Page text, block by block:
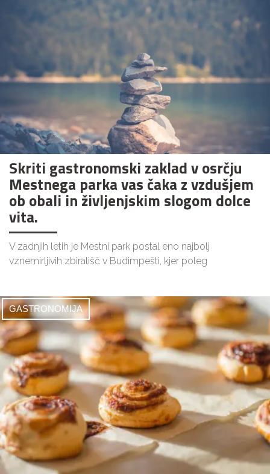
Skriti gastronomski zaklad v osrčju
Mestnega parka vas čaka z vzdušjem
ob obali in življenjskim slogom dolce
vita.
V zadnjih letih je Mestni park postal eno najbolj
vznemirljivih zbirališč v Budimpešti, kjer poleg
GASTRONOMIJA